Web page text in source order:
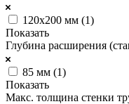
120х200 мм (1)
Показать
Глубина расширения
85 мм (1)
Показать
Макс. толщина стенки